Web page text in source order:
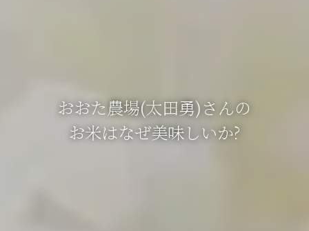
おおた農場(太田勇)さんの
お米はなぜ美味しいか?